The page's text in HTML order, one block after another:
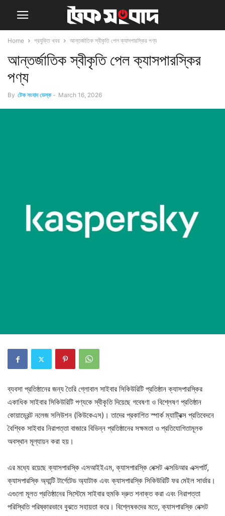
Home প্রযুক্তি খবর আন্তর্জাতিক স্বীকৃতি পেল ক্যাসপারস্কির পণ্য
আন্তর্জাতিক স্বীকৃতি পেল ক্যাসপারস্কির
পণ্য
By টেক সংবাদ ডেস্ক - March 16, 2026
ব্যবসা প্রতিষ্ঠানের জন্য তৈরি গ্লোবাল সাইবার সিকিউরিটি প্রতিষ্ঠান ক্যাসপারস্কির
একাধিক সাইবার সিকিউরিটি পণ্যকে স্বীকৃতি দিয়েছে গবেষণা ও বিশ্লেষণ প্রতিষ্ঠান
কোয়াড্রেন্ট নলেজ সলিউশন (কিউকেএস)। তাদের প্রকাশিত স্পার্ক ম্যাট্রিক্স প্রতিবেদনে
বৈশ্বিক সাইবার নিরাপত্তা বাজারে বিভিন্ন প্রতিষ্ঠানের সক্ষমতা ও প্রতিযোগিতামূলক
অবস্থান মূল্যায়ন করা হয়।
এর মধ্যে রয়েছে ক্যাসপারস্কি এসআইইএম, ক্যাসপারস্কি নেক্সট এক্সডিআর এক্সপার্ট,
ক্যাসপারস্কি অ্যান্টি টার্গেটেড অ্যাটাক এবং ক্যাসপারস্কি সিকিউরিটি ফর মেইল সার্ভার।
এগুলো মূলত প্রতিষ্ঠানের সিস্টেমে সাইবার হুমকি দ্রুত শনাক্ত করা এবং নিরাপত্তা
পরিস্থিতি পরিষ্কারভাবে বুঝতে সহায়তা করে। বিশ্লেষকদের মতে, ক্যাসপারস্কি নেক্সট